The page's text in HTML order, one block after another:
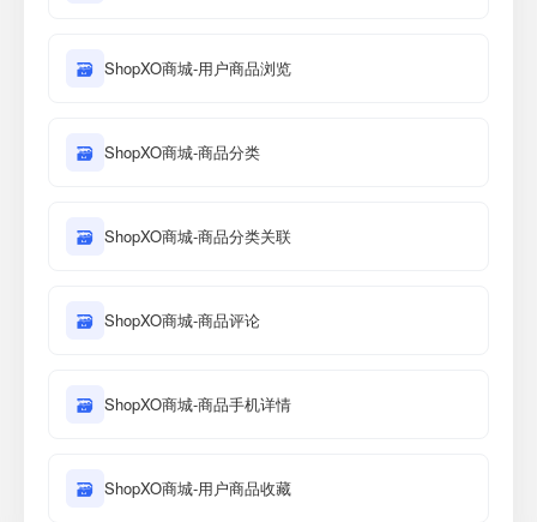
🗃 ShopXO商城-用户商品浏览
🗃 ShopXO商城-商品分类
🗃 ShopXO商城-商品分类关联
🗃 ShopXO商城-商品评论
🗃 ShopXO商城-商品手机详情
🗃 ShopXO商城-用户商品收藏